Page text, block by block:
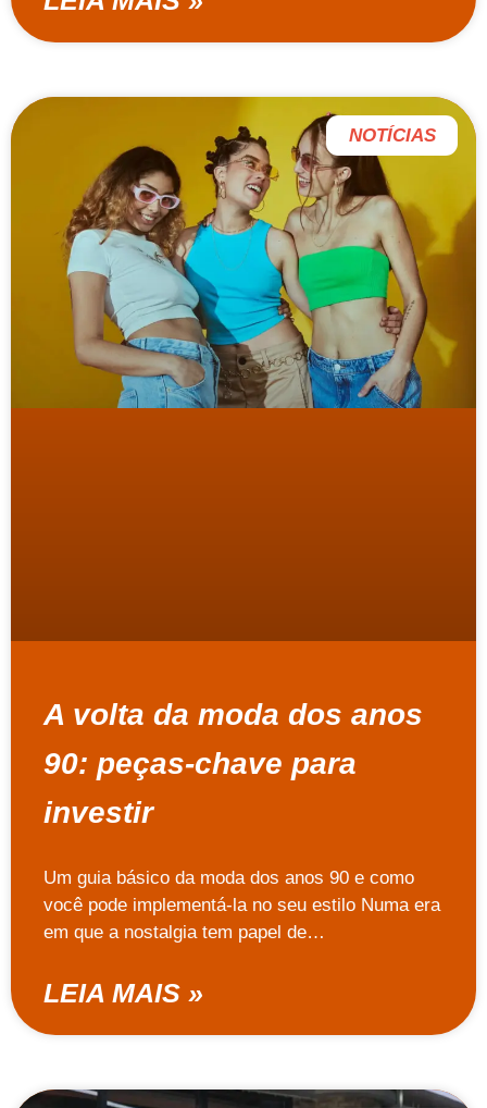
NOTÍCIAS
A volta da moda dos anos
90: peças-chave para
investir
Um guia básico da moda dos anos 90 e como
você pode implementá-la no seu estilo Numa era
em que a nostalgia tem papel de…
LEIA MAIS »